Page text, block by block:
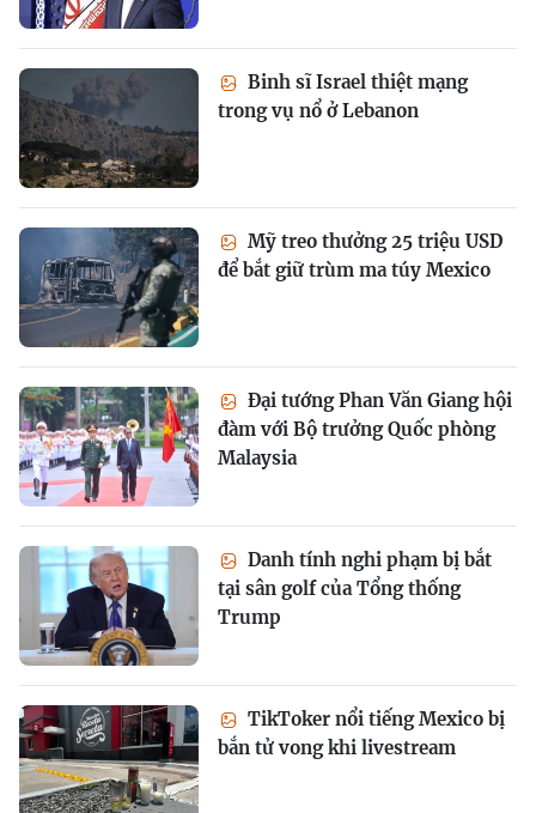
Binh sĩ Israel thiệt mạng
trong vụ nổ ở Lebanon
Mỹ treo thưởng 25 triệu USD
để bắt giữ trùm ma túy Mexico
Đại tướng Phan Văn Giang hội
đàm với Bộ trưởng Quốc phòng
Malaysia
Danh tính nghi phạm bị bắt
tại sân golf của Tổng thống
Trump
TikToker nổi tiếng Mexico bị
bắn tử vong khi livestream